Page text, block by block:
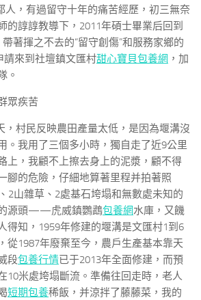
人，有過留守十年的痛苦經歷，初三無奈
的諄諄教導下，2011年碩士畢業后回到
著揮之不去的“留守創傷”和服務家鄉的
請來到社壇鎮文匯村甜心寶貝包養網 ，加
。
眾疾苦
村民反映農田產量太低，是因為堰溝沒
。我用了三個多小時，獨自走了近9公里
上，我顧不上擦去身上的泥漿，顧不得
腳的危險，仔細地算著里程并拍著照
2山雜草、2處基石垮塌和無數處未知的
源頭——虎威鎮鸚鵡包養網水庫，又饑
得知，1959年修建的堰溝是文匯村1到6
從1987年廢棄至今，農戶生產基本靠天
段包養行情已于2013年全面修建，而預
10米處垮塌斷流。準備往回走時，老人
短期包養稀飯，并涼拌了藤藤菜，我的